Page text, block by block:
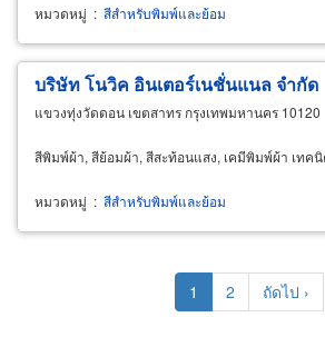
หมวดหมู่ : สีสำหรับพิมพ์และย้อม
บริษัท โนวิค อินเตอร์เนชั่นแนล จำกัด
แขวงทุ่งวัดดอน เขตสาทร กรุงเทพมหานคร 10120
สีพิมพ์ผ้า, สีย้อมผ้า, สีสะท้อนแสง, เคมีพิมพ์ผ้า เทค
หมวดหมู่ : สีสำหรับพิมพ์และย้อม
Current
page
1 Page
2
Next
page
ถัดไป ›